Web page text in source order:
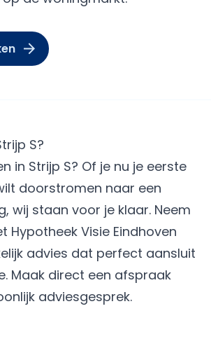
S?
in Strijp S? Of je nu je eerste
doorstromen naar een
wij staan voor je klaar. Neem
Hypotheek Visie Eindhoven
advies dat perfect aansluit
Maak direct een afspraak
adviesgesprek.